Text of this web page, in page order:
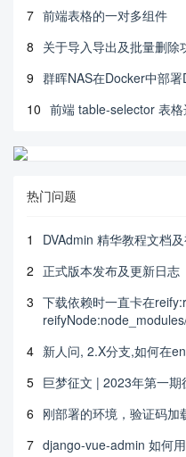
7 前端表格的一对多组件
8 关于导入导出及批量删除
9 群晖NAS在Docker中部
10 前端 table-selector 表
热门问题
1
DVAdmin 精华教程文档
2 正式版本发布及更新日志
3 下载依赖时一直卡在
4 新人问, 2.X分支,如何在
5 巨梦征文 | 2023年第一
6 刚部署的环境，验证码加
7 django-vue-admin 如何